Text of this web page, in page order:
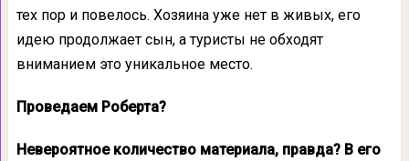
тех пор и повелось. Хозяина уже нет в живых, его
идею продолжает сын, а туристы не обходят
вниманием это уникальное место.
Проведаем Роберта?
Невероятное количество материала, правда? В его